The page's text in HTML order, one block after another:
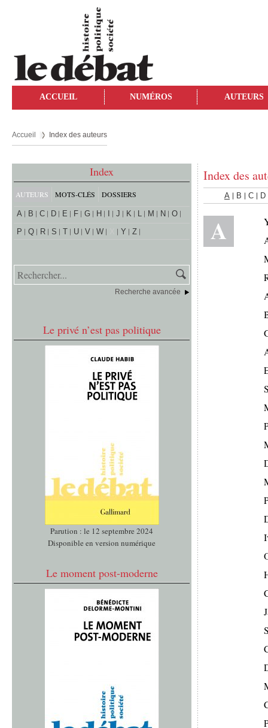
ACCUEIL NUMÉROS AUTEURS
Accueil Index des auteurs
Index
AUTEURS MOTS-CLÉS DOSSIERS
A B C D E F G H J K L M N
O
P
Q R S T U V W Y Z
Recherche avancée
Le privé n’est pas politique
Parution : le 12 septembre 2024
Disponible en version numérique
Le moment post-moderne
Index des
A B C D
A